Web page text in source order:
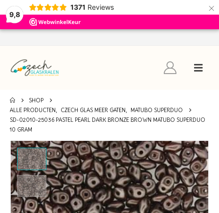
9,8
1371 Reviews ×
SHOP
ALLE PRODUCTEN, CZECH GLAS MEER GATEN,
MATUBO SUPERDUO
SD-02010-25036 PASTEL PEARL DARK BRONZE BROWN MATUBO SUPERDUO
10 GRAM